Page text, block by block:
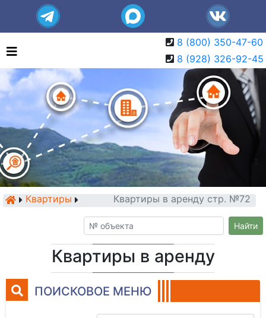
8 (800) 350-47-60
8 (928) 326-92-45
Квартиры Квартиры в аренду стр. №72
Найти
Квартиры в аренду
ПОИСКОВОЕ МЕНЮ